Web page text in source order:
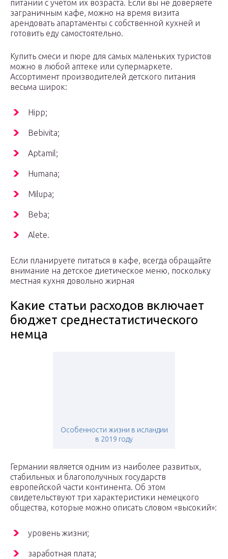
питании с учетом их возраста. Если вы не доверяете
заграничным кафе, можно на время визита
арендовать апартаменты с собственной кухней и
готовить еду самостоятельно.
Купить смеси и пюре для самых маленьких туристов
можно в любой аптеке или супермаркете.
Ассортимент производителей детского питания
весьма широк:
Hipp;
Bebivita;
Aptamil;
Humana;
Milupa;
Beba;
Alete.
Если планируете питаться в кафе, всегда обращайте
внимание на детское диетическое меню, поскольку
местная кухня довольно жирная
Какие статьи расходов включает
бюджет среднестатистического
немца
Особенности жизни в исландии
в 2019 году
Германии является одним из наиболее развитых,
стабильных и благополучных государств
европейской части континента. Об этом
свидетельствуют три характеристики немецкого
общества, которые можно описать словом «высокий»:
уровень жизни;
заработная плата;